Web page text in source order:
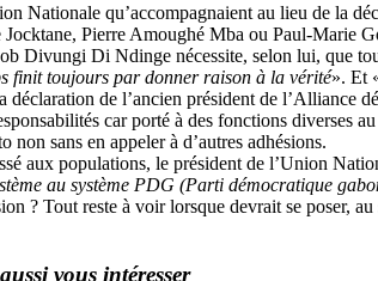
Nationale qu’accompagnaient au lieu de la
Pierre Amoughé Mba ou Paul-Marie
Divungi Di Ndinge nécessite, selon lui, que
finit toujours par donner raison à la vérité». Et
de l’ancien président de l’Alliance
car porté à des fonctions diverses
non sans en appeler à d’autres adhésions.
aux populations, le président de l’Union
au système PDG (Parti démocratique
? Tout reste à voir lorsque devrait se poser,
vous intéresser